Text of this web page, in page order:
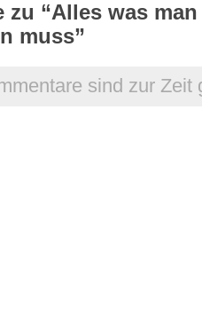
zu “Alles was
muss”
sind zur Zeit